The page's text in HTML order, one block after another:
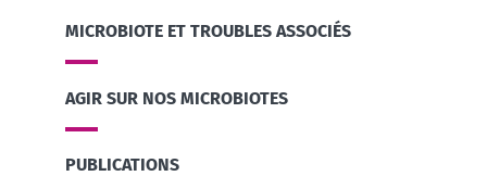
MICROBIOTE ET TROUBLES ASSOCIÉS
AGIR SUR NOS MICROBIOTES
PUBLICATIONS